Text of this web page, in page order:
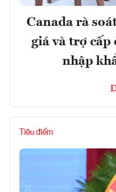
Canada rà
giá và trợ cấp
nhập
Tiêu điểm